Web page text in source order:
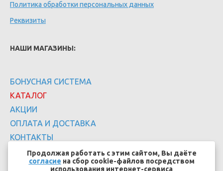
Политика обработки персональных данных
Реквизиты
НАШИ МАГАЗИНЫ:
БОНУСНАЯ СИСТЕМА
КАТАЛОГ
АКЦИИ
ОПЛАТА И ДОСТАВКА
КОНТАКТЫ
Продолжая работать с этим сайтом, Вы даёте
согласие на сбор cookie-файлов посредством
использования интернет-сервиса